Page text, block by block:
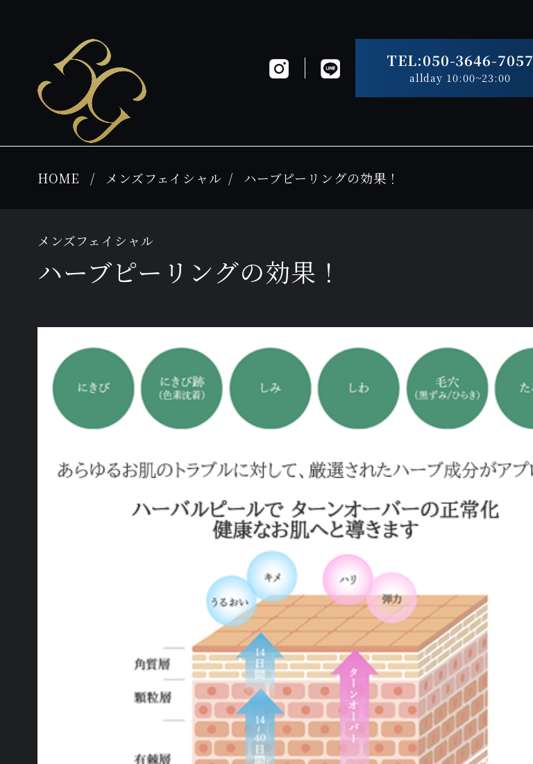
TEL:050-3646-7057
allday 10:00~23:00
HOME メンズフェイシャル ハーブピーリングの効果！
メンズフェイシャル
ハーブピーリングの効果！